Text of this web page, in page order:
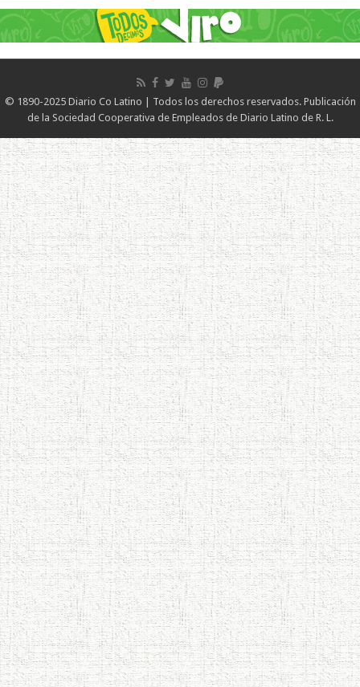
© 1890-2025 Diario Co Latino | Todos los derechos reservados. Publicación
de la Sociedad Cooperativa de Empleados de Diario Latino de R. L.